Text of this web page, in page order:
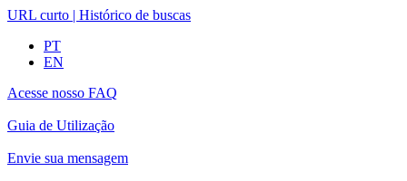
URL curto | Histórico de buscas
PT
EN
Acesse nosso FAQ
Guia de Utilização
Envie sua mensagem